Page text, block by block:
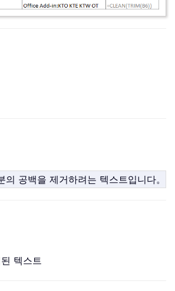
의 공백을 제거하려는 텍스트입니다。
텍스트